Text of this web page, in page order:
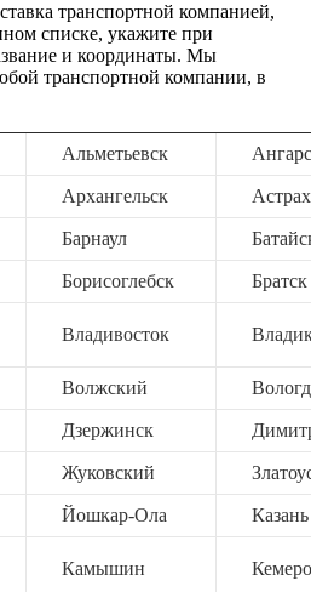
транспортной компанией,
списке, укажите при
и координаты. Мы
транспортной компании, в
Альметьевск
Архангельск
Барнаул
Борисоглебск Братск
Владивосток
Волжский
Дзержинск
Жуковский
Йошкар-Ола Казань
Камышин